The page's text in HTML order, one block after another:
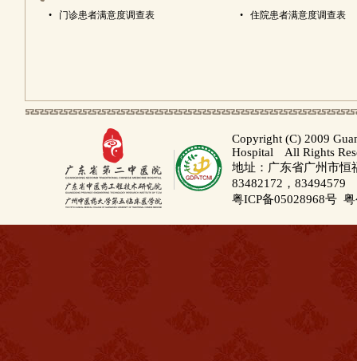
• 门诊患者满意度调查表 • 住院患者满意度调查表
Copyright (C) 2009
Hospital All Rights
地址：广东省广州市
83482172，83494579
粤ICP备05028968号